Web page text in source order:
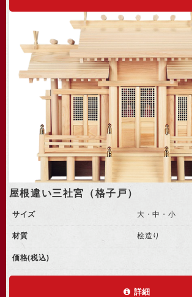
屋根違い三社宮（格子戸）
サイズ 大・中・小
材質 桧造り
価格(税込)
詳細